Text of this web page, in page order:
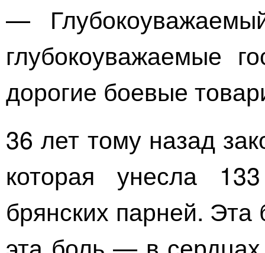
—
глубокоуважаемые
дорогие боевые
36 лет тому назад
которая унесла
брянских парней. Эта